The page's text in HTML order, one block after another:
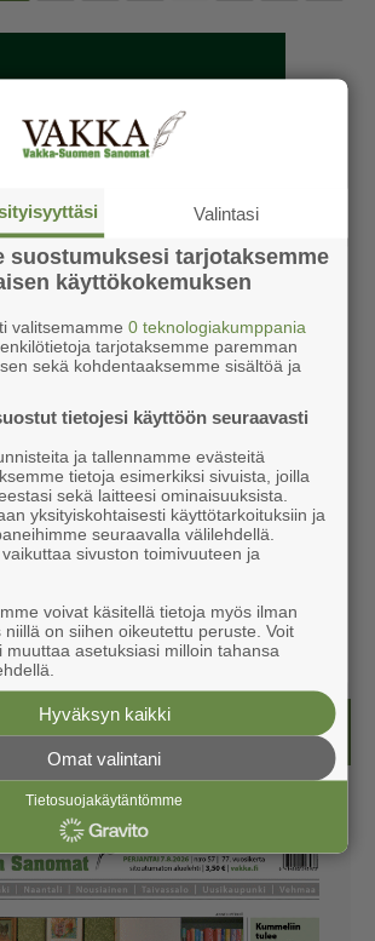
Valintasi
suostumuksesi tarjotaksemme
käyttökokemuksen
valitsemamme0 teknologiakumppania
tarjotaksemme paremman
sekä kohdentaaksemme sisältöä ja
tietojesi käyttöön seuraavasti
ja tallennamme evästeitä
tietoja esimerkiksi sivuista, joilla
sekä laitteesi ominaisuuksista.
yksityiskohtaisesti käyttötarkoituksiin ja
seuraavalla välilehdellä.
sivuston toimivuuteen ja
voivat käsitellä tietoja myös ilman
on siihen oikeutettu peruste. Voit
muuttaa asetuksiasi milloin tahansa
Hyväksyn kaikki
Omat valintani
Tietosuojakäytäntömme